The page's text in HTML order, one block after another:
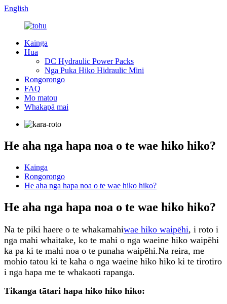
English
Kainga
Hua
DC Hydraulic Power Packs
Nga Puka Hiko Hidraulic Mini
Rongorongo
FAQ
Mo matou
Whakapā mai
He aha nga hapa noa o te wae hiko hiko?
Kainga
Rongorongo
He aha nga hapa noa o te wae hiko hiko?
He aha nga hapa noa o te wae hiko hiko?
Na te piki haere o te whakamahiwae hiko waipēhi, i roto i
nga mahi whaitake, ko te mahi o nga waeine hiko waipēhi
ka pa ki te mahi noa o te punaha waipēhi.Na reira, me
mohio tatou ki te kaha o nga waeine hiko hiko ki te tirotiro
i nga hapa me te whakaoti rapanga.
Tikanga tātari hapa hiko hiko hiko: